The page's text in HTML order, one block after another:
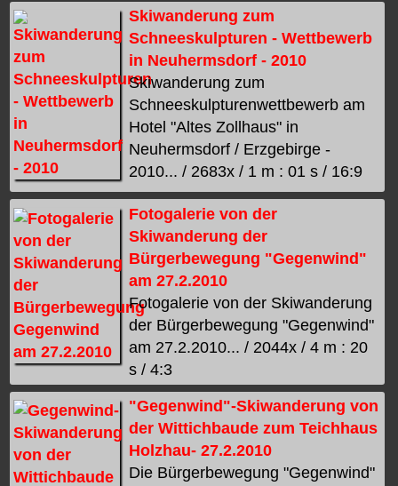
Skiwanderung zum
Schneeskulpturen - Wettbewerb
in Neuhermsdorf - 2010
Skiwanderung zum
Schneeskulpturenwettbewerb am
Hotel "Altes Zollhaus" in
Neuhermsdorf / Erzgebirge -
2010... / 2683x / 1 m : 01 s / 16:9
Fotogalerie von der
Skiwanderung der
Bürgerbewegung "Gegenwind"
am 27.2.2010
Fotogalerie von der Skiwanderung
der Bürgerbewegung "Gegenwind"
am 27.2.2010... / 2044x / 4 m : 20
s / 4:3
"Gegenwind"-Skiwanderung von
der Wittichbaude zum Teichhaus
Holzhau- 27.2.2010
Die Bürgerbewegung "Gegenwind"